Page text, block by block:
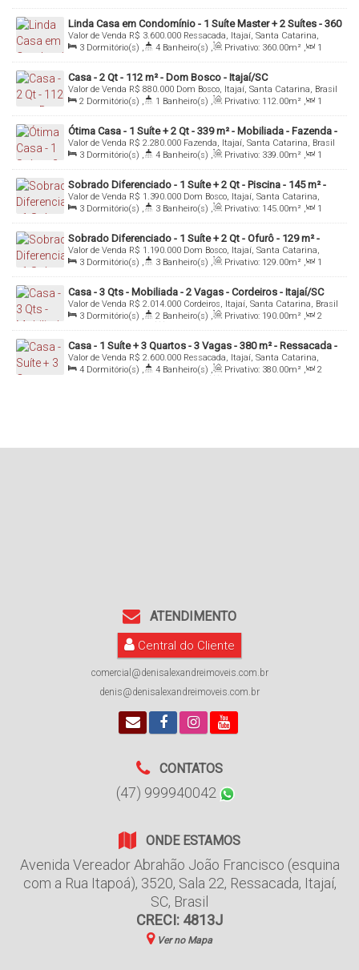
Sala(s) , 2 Vaga(s) , Útil: 222.00m² , Terreno: 298.00m²
Linda Casa em Condomínio - 1 Suíte Master + 2 Suítes - 360
m² - Ressacada - Itajaí/SC
R$ 3.600.000
Valor de Venda
Ressacada, Itajaí, Santa Catarina,
Brasil
3 Dormitório(s) , 4 Banheiro(s) , Privativo: 360.00m² ,
1
Sala(s) , 3 Suíte(s) , Total: 300.00m² , 4 Vaga(s) ,
Útil:
360
m²
Casa - 2 Qt - 112 m² - Dom Bosco - Itajaí/SC
R$ 880.000
Valor de Venda
Dom Bosco, Itajaí, Santa Catarina, Brasil
2 Dormitório(s) , 1 Banheiro(s) , Privativo: 112.00m² ,
1
Sala(s) , Total: 300.00m² , 4 Vaga(s) , Útil: 112.00m²
Ótima Casa - 1 Suíte + 2 Qt - 339 m² - Mobiliada - Fazenda -
Itajaí/SC
R$ 2.280.000
Valor de Venda
Fazenda, Itajaí, Santa Catarina, Brasil
3 Dormitório(s) , 4 Banheiro(s) , Privativo: 339.00m² ,
1
Sala(s) , 1 Suíte(s) , 3 Vaga(s) , Útil: 339.00m²
Sobrado Diferenciado - 1 Suíte + 2 Qt - Piscina - 145 m² -
Dom Bosco - Itajaí/SC
R$ 1.390.000
Valor de Venda
Dom Bosco, Itajaí, Santa Catarina,
Brasil
3 Dormitório(s) , 3 Banheiro(s) , Privativo: 145.00m² ,
1
Sala(s) , 1 Suíte(s) , 2 Vaga(s) , Útil: 145.00m²
Sobrado Diferenciado - 1 Suíte + 2 Qt - Ofurô - 129 m² -
Dom Bosco - Itajaí/SC
R$ 1.190.000
Valor de Venda
Dom Bosco, Itajaí, Santa Catarina,
Brasil
3 Dormitório(s) , 3 Banheiro(s) , Privativo: 129.00m² ,
1
Sala(s) , 1 Suíte(s) , 2 Vaga(s) , Útil: 129.00m²
Casa - 3 Qts - Mobiliada - 2 Vagas - Cordeiros - Itajaí/SC
R$ 2.014.000
Valor de Venda
Cordeiros, Itajaí, Santa Catarina, Brasil
3 Dormitório(s) , 2 Banheiro(s) , Privativo: 190.00m² ,
2
Sala(s) , 2 Vaga(s) , Fundos: 22.00m , Frente: 11.00m
Casa - 1 Suíte + 3 Quartos - 3 Vagas - 380 m² - Ressacada -
Itajaí/SC
R$ 2.600.000
Valor de Venda
Ressacada, Itajaí, Santa Catarina,
Brasil
4 Dormitório(s) , 4 Banheiro(s) , Privativo: 380.00m² ,
2
ATENDIMENTO
Central do Cliente
comercial@denisalexandreimoveis.com.br
denis@denisalexandreimoveis.com.br
CONTATOS
(47) 999940042
ONDE ESTAMOS
Avenida Vereador Abrahão João Francisco (esquina
com a Rua Itapoá), 3520, Sala 22, Ressacada, Itajaí,
SC, Brasil
CRECI: 4813J
Ver no Mapa